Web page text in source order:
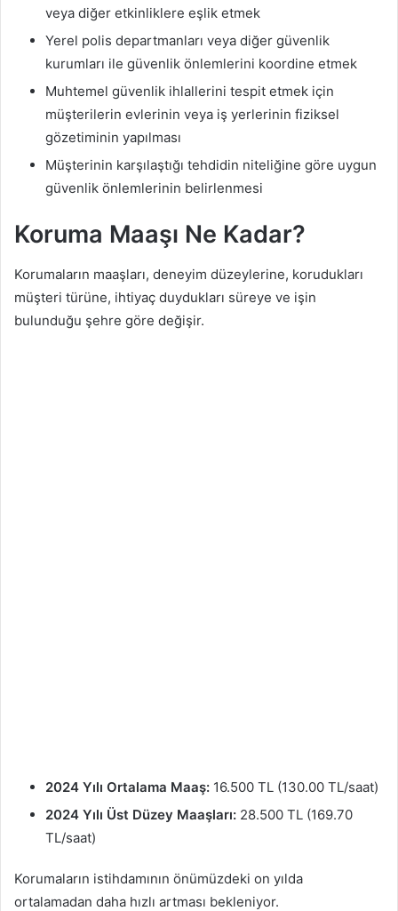
veya diğer etkinliklere eşlik etmek
Yerel polis departmanları veya diğer güvenlik
kurumları ile güvenlik önlemlerini koordine etmek
Muhtemel güvenlik ihlallerini tespit etmek için
müşterilerin evlerinin veya iş yerlerinin fiziksel
gözetiminin yapılması
Müşterinin karşılaştığı tehdidin niteliğine göre uygun
güvenlik önlemlerinin belirlenmesi
Koruma Maaşı Ne Kadar?
Korumaların maaşları, deneyim düzeylerine, korudukları
müşteri türüne, ihtiyaç duydukları süreye ve işin
bulunduğu şehre göre değişir.
2024 Yılı Ortalama Maaş: 16.500 TL (130.00 TL/saat)
2024 Yılı Üst Düzey Maaşları: 28.500 TL (169.70
TL/saat)
Korumaların istihdamının önümüzdeki on yılda
ortalamadan daha hızlı artması bekleniyor.